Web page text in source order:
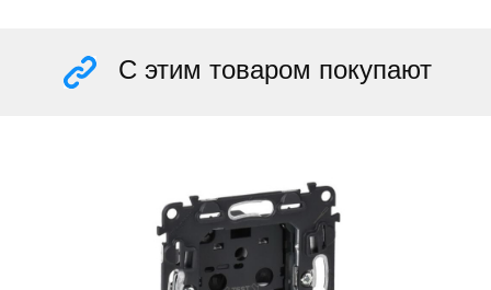
С этим товаром покупают